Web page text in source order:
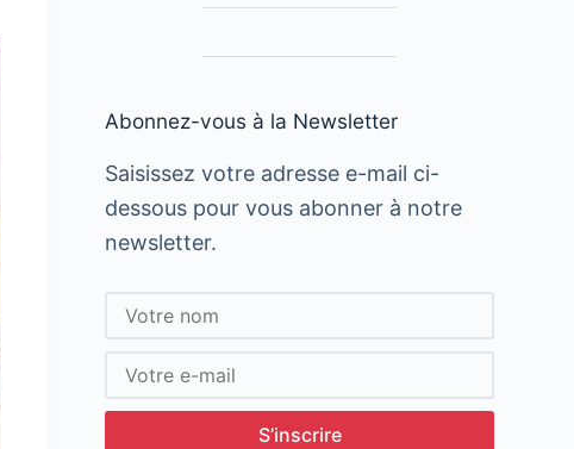
Abonnez-vous à la Newsletter
Saisissez votre adresse e-mail ci-
dessous pour vous abonner à notre
newsletter.
S’inscrire